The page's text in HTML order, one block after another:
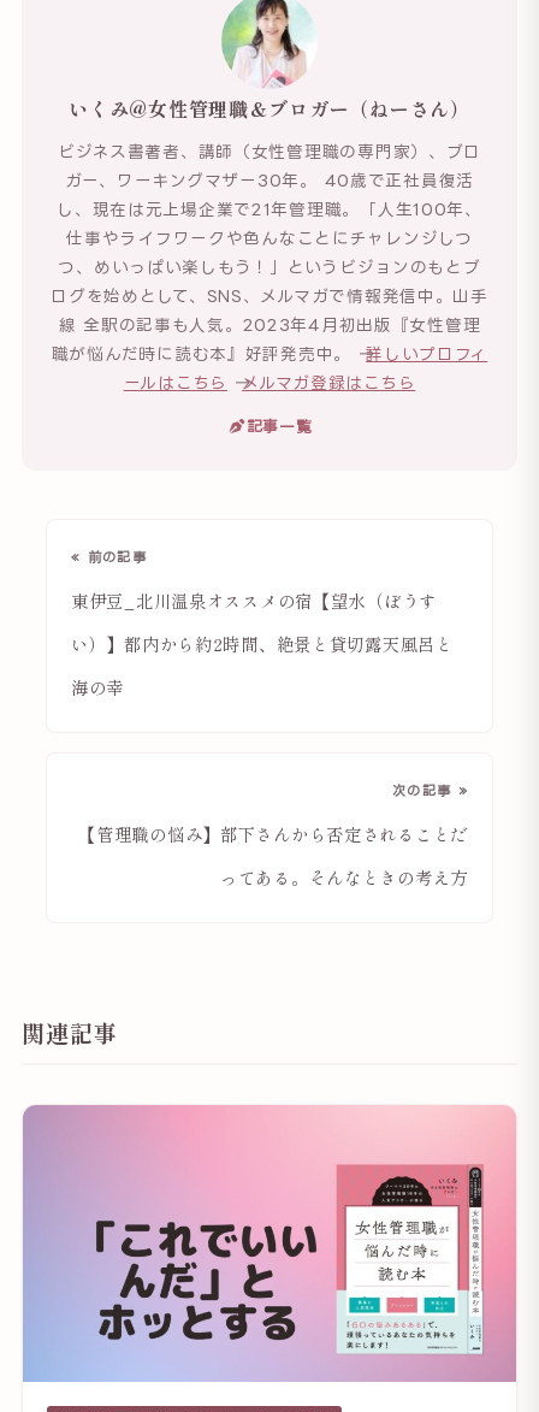
いくみ@女性管理職＆ブロガー（ねーさん）
ビジネス書著者、講師（女性管理職の専門家）、ブロ
ガー、ワーキングマザー30年。 40歳で正社員復活
し、現在は元上場企業で21年管理職。「人生100年、
仕事やライフワークや色んなことにチャレンジしつ
つ、めいっぱい楽しもう！」というビジョンのもとブ
ログを始めとして、SNS、メルマガで情報発信中。山手
線 全駅の記事も人気。2023年4月初出版『女性管理
職が悩んだ時に読む本』好評発売中。 →詳しいプロフィ
ールはこちら
→メルマガ登録はこちら
記事一覧
« 前の記事
東伊豆_北川温泉オススメの宿【望水（ぼうす
い）】都内から約2時間、絶景と貸切露天風呂と
海の幸
次の記事 »
【管理職の悩み】部下さんから否定されることだ
ってある。そんなときの考え方
関連記事